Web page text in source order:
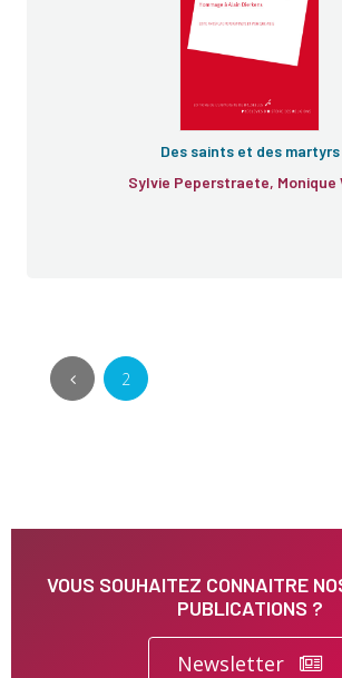
Des saints et des martyrs
Sylvie Peperstraete, Monique
2
VOUS SOUHAITEZ CONNAITRE
PUBLICATIONS ?
Newsletter